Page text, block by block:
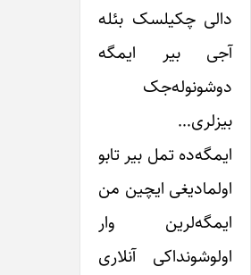
دالی چکیلسک بئله
آجی بیر ایمگه
دوشونوله‌جک
بیزلری…
ایمگه‌ده تمل بیر تابو
اولمادیغی ایچین من
ایمگه‌لرین وار
اولوشونداکی آنلاری